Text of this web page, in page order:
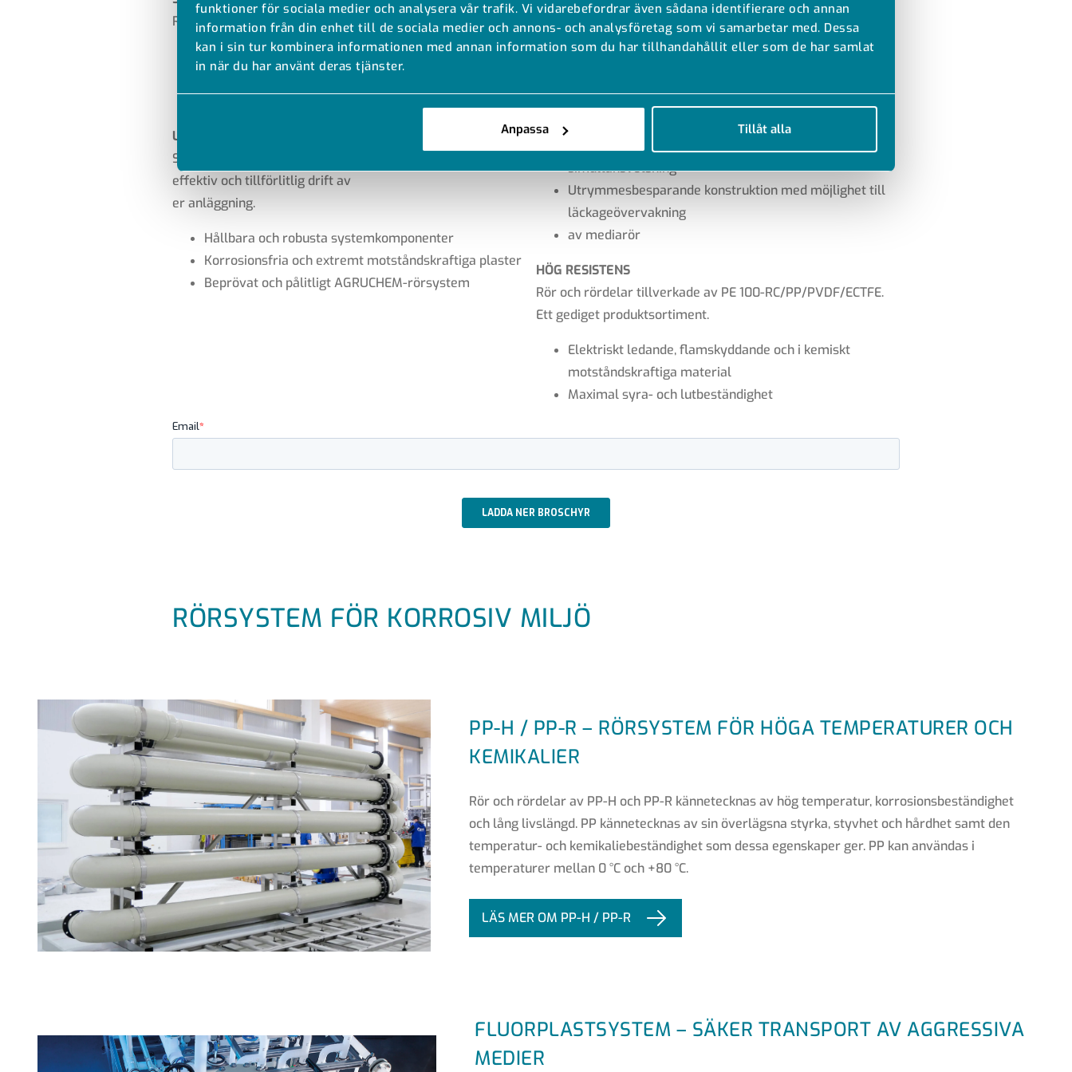
funktioner för sociala medier och analysera vår trafik. Vi vidarebefordrar även sådana identifierare och annan
information från din enhet till de sociala medier och annons- och analysföretag som vi samarbetar med. Dessa
kan i sin tur kombinera informationen med annan information som du har tillhandahållit eller som de har samlat
in när du har använt deras tjänster.
Anpassa Tillåt alla
Rör, rördelar och tekniska lösningar för korrosiva miljöer.
Noggranna genomtänkta system
Unik applikationsteknik samt råd från experter
UNDERHÅLLSFRIA RÖRLEDNINGAR
Svetsade system och material för hög driftsäkerhet ger en
effektiv och tillförlitlig drift av
er anläggning.
Hållbara och robusta systemkomponenter
Korrosionsfria och extremt motståndskraftiga plaster
Beprövat och pålitligt AGRUCHEM-rörsystem
Det kompakta Poly-Flo-rörsystemet med dubbelrör är
mycket tillförlitligt. Systemet består av ett mediarör och ett
simultansvetsning
Utrymmesbesparande konstruktion med möjlighet till
läckageövervakning
av mediarör
HÖG RESISTENS
Rör och rördelar tillverkade av PE 100-RC/PP/PVDF/ECTFE.
Ett gediget produktsortiment.
Elektriskt ledande, flamskyddande och i kemiskt
motståndskraftiga material
Maximal syra- och lutbeständighet
RÖRSYSTEM FÖR KORROSIV MILJÖ
PP-H / PP-R – RÖRSYSTEM FÖR HÖGA TEMPERATURER OCH
KEMIKALIER
Rör och rördelar av PP-H och PP-R kännetecknas av hög temperatur, korrosionsbeständighet
och lång livslängd. PP kännetecknas av sin överlägsna styrka, styvhet och hårdhet samt den
temperatur- och kemikaliebeständighet som dessa egenskaper ger. PP kan användas i
temperaturer mellan 0 °C och +80 °C.
LÄS MER OM PP-H / PP-R
FLUORPLASTSYSTEM – SÄKER TRANSPORT AV AGGRESSIVA
MEDIER